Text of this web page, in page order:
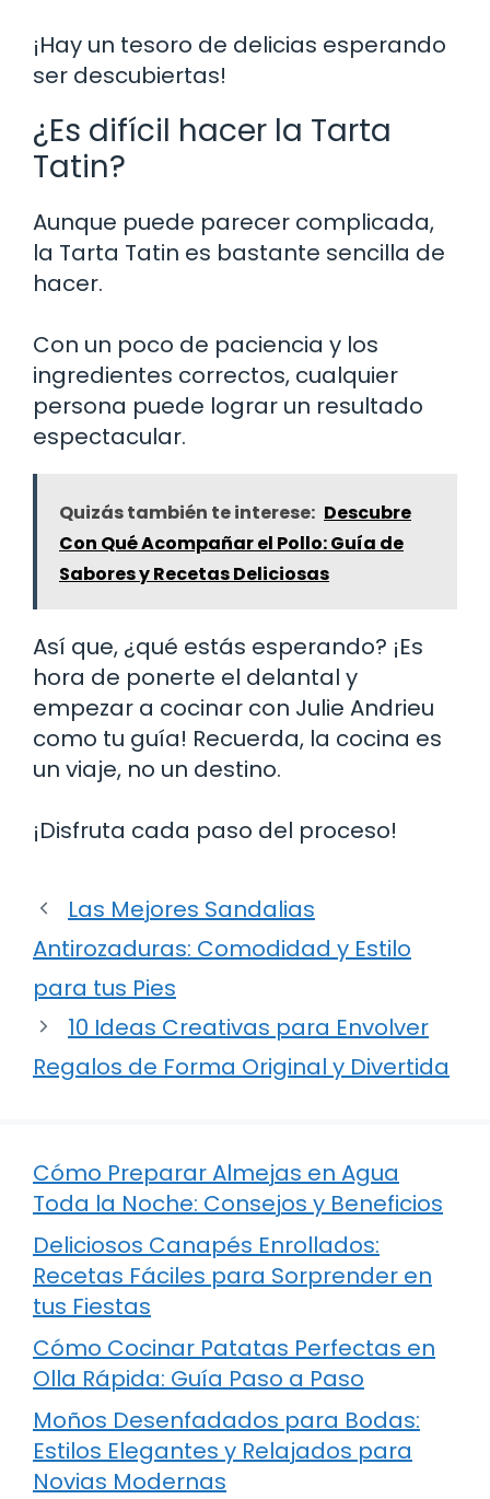
¡Hay un tesoro de delicias esperando
ser descubiertas!
¿Es difícil hacer la Tarta
Tatin?
Aunque puede parecer complicada,
la Tarta Tatin es bastante sencilla de
hacer.
Con un poco de paciencia y los
ingredientes correctos, cualquier
persona puede lograr un resultado
espectacular.
Quizás también te interese: Descubre
Con Qué Acompañar el Pollo: Guía de
Sabores y Recetas Deliciosas
Así que, ¿qué estás esperando? ¡Es
hora de ponerte el delantal y
empezar a cocinar con Julie Andrieu
como tu guía! Recuerda, la cocina es
un viaje, no un destino.
¡Disfruta cada paso del proceso!
Las Mejores Sandalias
Antirozaduras: Comodidad y Estilo
para tus Pies
10 Ideas Creativas para Envolver
Regalos de Forma Original y Divertida
Cómo Preparar Almejas en Agua
Toda la Noche: Consejos y Beneficios
Deliciosos Canapés Enrollados:
Recetas Fáciles para Sorprender en
tus Fiestas
Cómo Cocinar Patatas Perfectas en
Olla Rápida: Guía Paso a Paso
Moños Desenfadados para Bodas:
Estilos Elegantes y Relajados para
Novias Modernas